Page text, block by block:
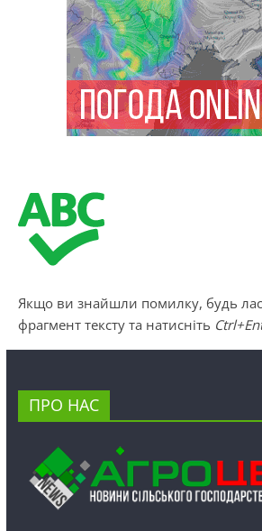
Якщо ви знайшли помилку, будь
фрагмент тексту та натисніть
ПРО НАС